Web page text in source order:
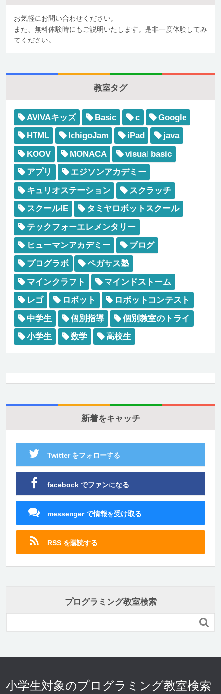
お気軽にお問い合わせください。
また、無料体験時にもご説明いたします。是非一度体験してみ
てください。
教室タグ
AVIVAキッズ Basic c
Google
HTML
IchigoJam iPad
java
KOOV
MONACA
visual basic
アプリ
エジソンアカデミー
キュリオステーション
スクラッチ
スクールIE
タミヤロボットスクール
テックフォーエレメンタリー
ヒューマンアカデミー
ブログ
プログラボ
ペガサス塾
マインクラフト
マインドストーム
レゴ
ロボット
ロボットコンテスト
中学生
個別指導
個別教室のトライ
小学生
数学 高校生
新着をキャッチ
Twitter をフォローする
facebook でファンになる
messenger で情報を受け取る
RSS を購読する
プログラミング教室検索

小学生対象のプログラミング教室検索